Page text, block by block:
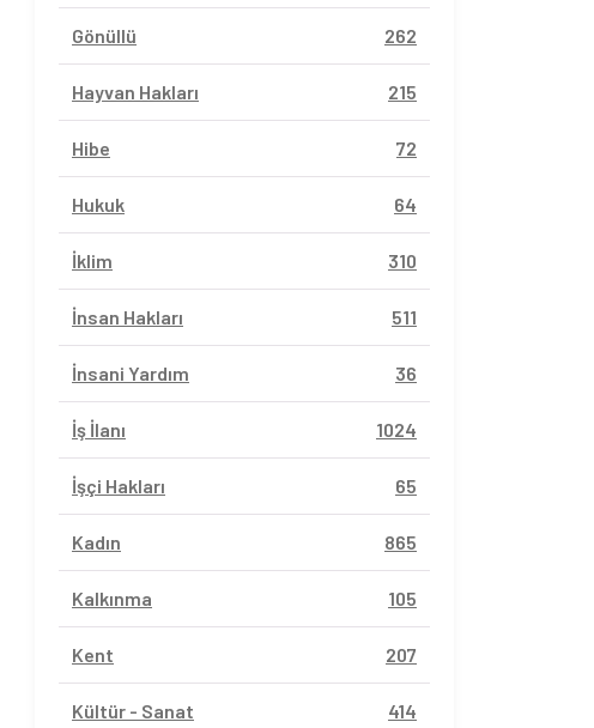
Gönüllü 262
Hayvan Hakları 215
Hibe 72
Hukuk 64
İklim 310
İnsan Hakları 511
İnsani Yardım 36
İş İlanı 1024
İşçi Hakları 65
Kadın 865
Kalkınma 105
Kent 207
Kültür - Sanat 414